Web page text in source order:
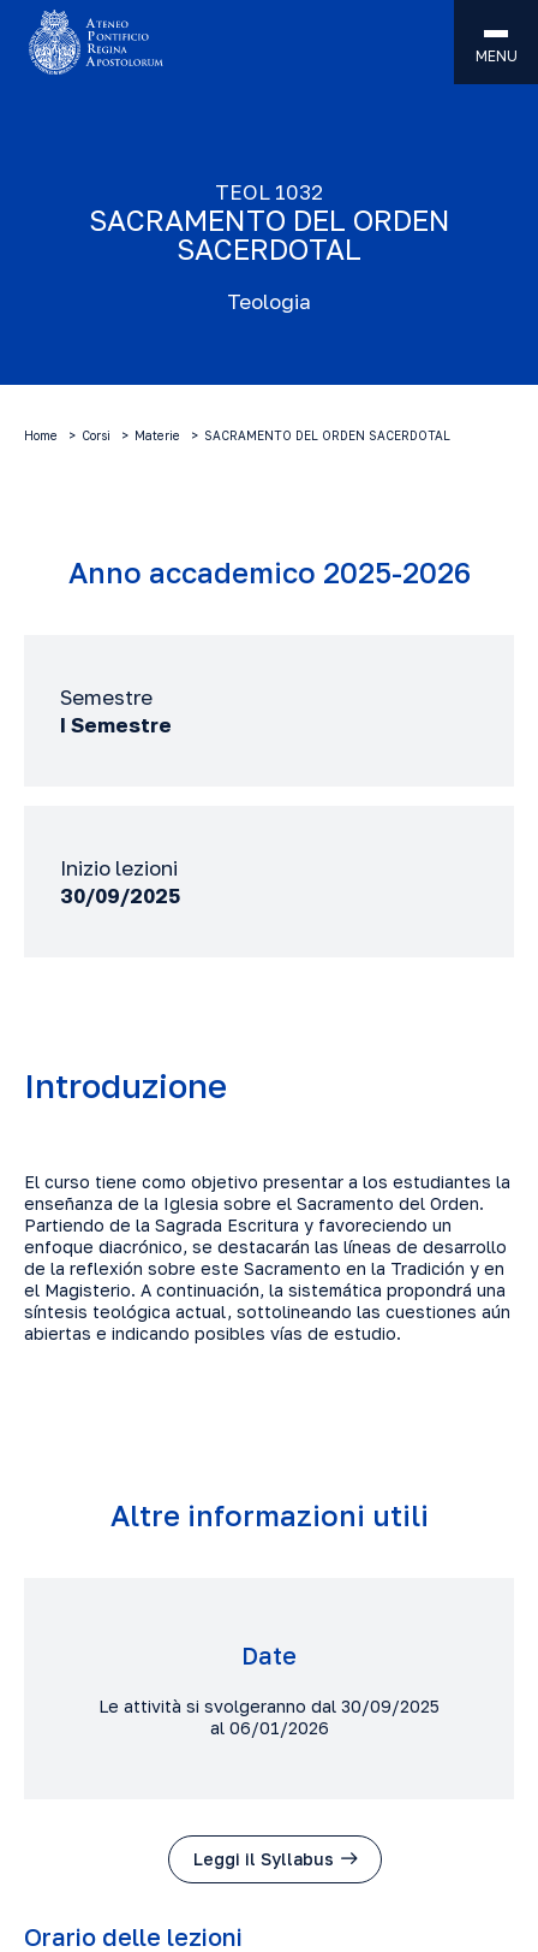
MENU
TEOL 1032
SACRAMENTO DEL ORDEN
SACERDOTAL
Teologia
Home Corsi Materie SACRAMENTO DEL ORDEN SACERDOTAL
Anno accademico 2025-2026
Semestre
I Semestre
Inizio lezioni
30/09/2025
Introduzione
El curso tiene como objetivo presentar a los estudiantes la
enseñanza de la Iglesia sobre el Sacramento del Orden.
Partiendo de la Sagrada Escritura y favoreciendo un
enfoque diacrónico, se destacarán las líneas de desarrollo
de la reflexión sobre este Sacramento en la Tradición y en
el Magisterio. A continuación, la sistemática propondrá una
síntesis teológica actual, sottolineando las cuestiones aún
abiertas e indicando posibles vías de estudio.
Altre informazioni utili
Date
Le attività si svolgeranno dal 30/09/2025
al 06/01/2026
Leggi il Syllabus
Orario delle lezioni